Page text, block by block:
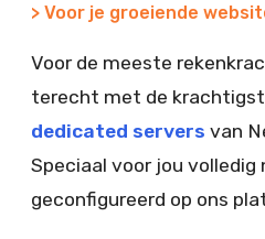
> Voor je groeiende
Voor de meeste
terecht met de
dedicated servers van
Speciaal voor jou volledig
geconfigureerd op ons